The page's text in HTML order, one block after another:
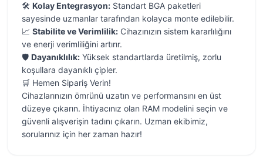
🛠️ Kolay Entegrasyon: Standart BGA paketleri
sayesinde uzmanlar tarafından kolayca monte edilebilir.
📈 Stabilite ve Verimlilik: Cihazınızın sistem kararlılığını
ve enerji verimliliğini artırır.
🛡️ Dayanıklılık: Yüksek standartlarda üretilmiş, zorlu
koşullara dayanıklı çipler.
🛒 Hemen Sipariş Verin!
Cihazlarınızın ömrünü uzatın ve performansını en üst
düzeye çıkarın. İhtiyacınız olan RAM modelini seçin ve
güvenli alışverişin tadını çıkarın. Uzman ekibimiz,
sorularınız için her zaman hazır!